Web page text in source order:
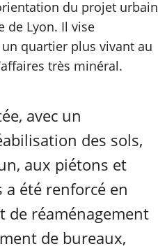
du projet urbain
de Lyon. Il vise
quartier plus vivant au
très minéral.
avec un
des sols,
aux piétons et
été renforcé en
de réaménagement
de bureaux,